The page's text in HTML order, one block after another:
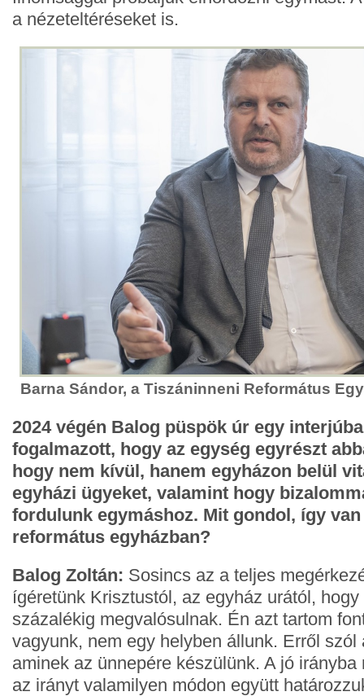
a nézeteltéréseket is.
Barna Sándor, a Tiszáninneni Református
2024 végén Balog püspök úr egy
fogalmazott, hogy az egység egyrészt
hogy nem kívül, hanem egyházon belül
egyházi ügyeket, valamint hogy
fordulunk egymáshoz. Mit gondol, így van
református egyházban?
Balog Zoltán: Sosincs az a teljes
ígéretünk Krisztustól, az egyház urától,
százalékig megvalósulnak. Én azt tartom
vagyunk, nem egy helyben állunk. Erről szól
aminek az ünnepére készülünk. A jó irányba
az irányt valamilyen módon együtt